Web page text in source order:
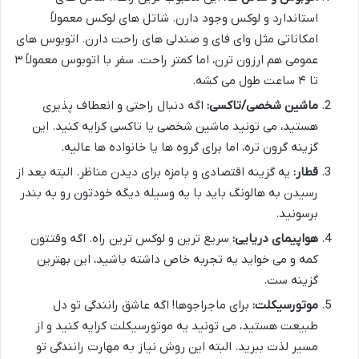
استاندارد و لوکس وجود دارن. شاتل های لوکس معمولاً
امکاناتی مثل وای فای و صندلی های راحت دارن. اتوبوس های
عمومی هم ارزون ترن، اما کمتر راحت. سفر با اتوبوس معمولاً ۳
تا ۴ ساعت طول می کشه.
ماشین شخصی/تاکسی: اگه دنبال راحتی و انعطاف پذیری
هستید، می تونید ماشین شخصی یا تاکسی کرایه کنید. این
گزینه گرون تره، اما برای گروه ها یا خانواده ها عالیه.
قطار: یه گزینه اقتصادی و بامزه برای دیدن مناظر. البته بعد از
رسیدن به هالونگ باید با یه وسیله دیگه خودتون رو به بندر
برسونید.
هواپیمای دریایی: سریع ترین و لوکس ترین راه. اگه وقتتون
کمه و می خواید یه تجربه خاص داشته باشید، این بهترین
گزینه ست.
موتورسیکلت: برای ماجراجوها! اگه عاشق رانندگی تو دل
طبیعت هستید، می تونید یه موتورسیکلت کرایه کنید و از
مسیر لذت ببرید. البته این روش نیاز به مهارت رانندگی تو